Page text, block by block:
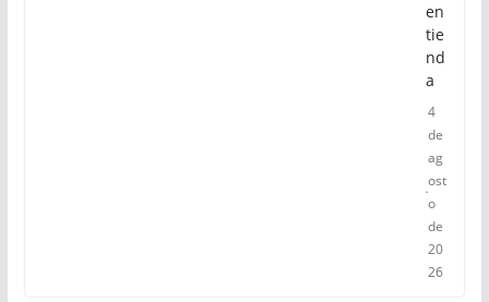
en
tie
nd
a
4
de
ag
ost
o
de
20
26